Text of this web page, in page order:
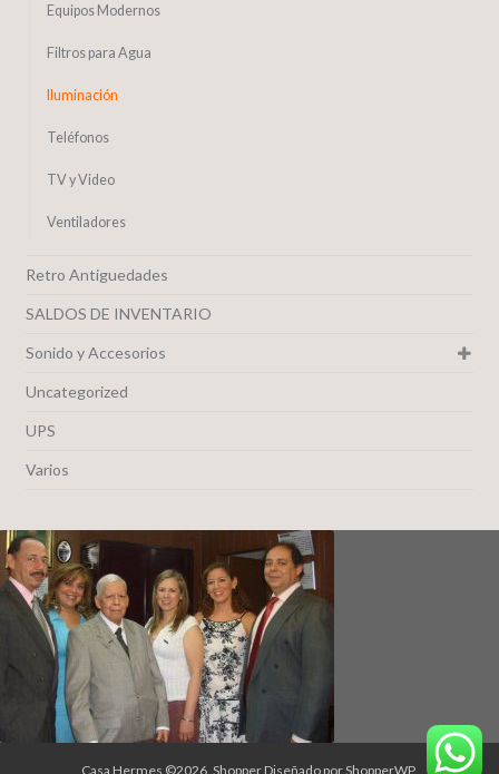
Equipos Modernos
Filtros para Agua
Iluminación
Teléfonos
TV y Video
Ventiladores
Retro Antiguedades
SALDOS DE INVENTARIO
Sonido y Accesorios
Uncategorized
UPS
Varios
Casa Hermes ©2026. Shopper Diseñado porShopperWP.